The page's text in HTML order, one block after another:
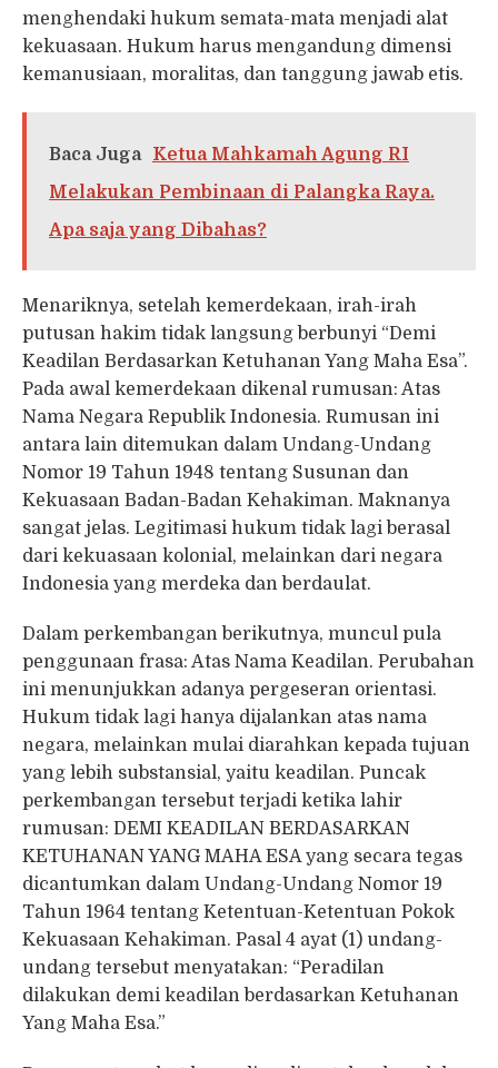
menghendaki hukum semata-mata menjadi alat
kekuasaan. Hukum harus mengandung dimensi
kemanusiaan, moralitas, dan tanggung jawab etis.
Baca Juga
Ketua Mahkamah Agung RI
Melakukan Pembinaan di Palangka Raya.
Apa saja yang Dibahas?
Menariknya, setelah kemerdekaan, irah-irah
putusan hakim tidak langsung berbunyi “Demi
Keadilan Berdasarkan Ketuhanan Yang Maha Esa”.
Pada awal kemerdekaan dikenal rumusan: Atas
Nama Negara Republik Indonesia. Rumusan ini
antara lain ditemukan dalam Undang-Undang
Nomor 19 Tahun 1948 tentang Susunan dan
Kekuasaan Badan-Badan Kehakiman. Maknanya
sangat jelas. Legitimasi hukum tidak lagi berasal
dari kekuasaan kolonial, melainkan dari negara
Indonesia yang merdeka dan berdaulat.
Dalam perkembangan berikutnya, muncul pula
penggunaan frasa: Atas Nama Keadilan. Perubahan
ini menunjukkan adanya pergeseran orientasi.
Hukum tidak lagi hanya dijalankan atas nama
negara, melainkan mulai diarahkan kepada tujuan
yang lebih substansial, yaitu keadilan. Puncak
perkembangan tersebut terjadi ketika lahir
rumusan: DEMI KEADILAN BERDASARKAN
KETUHANAN YANG MAHA ESA yang secara tegas
dicantumkan dalam Undang-Undang Nomor 19
Tahun 1964 tentang Ketentuan-Ketentuan Pokok
Kekuasaan Kehakiman. Pasal 4 ayat (1) undang-
undang tersebut menyatakan: “Peradilan
dilakukan demi keadilan berdasarkan Ketuhanan
Yang Maha Esa.”